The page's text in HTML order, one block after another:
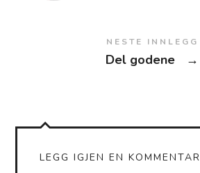
NESTE INNLEGG
Del godene →
LEGG IGJEN EN KOMMENTAR